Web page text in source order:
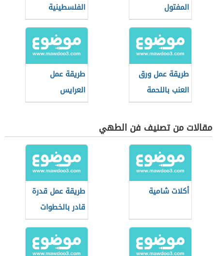
المفتول
الفلسطيني
الفلسطينية
طريقة عمل ورق
العنب باللحمة
المفرومة
طريقة عمل
العرايس
مقالات من تصنيف فن الطهي
أكلات شامية
طريقة عمل قدرة
قادر بالخطوات